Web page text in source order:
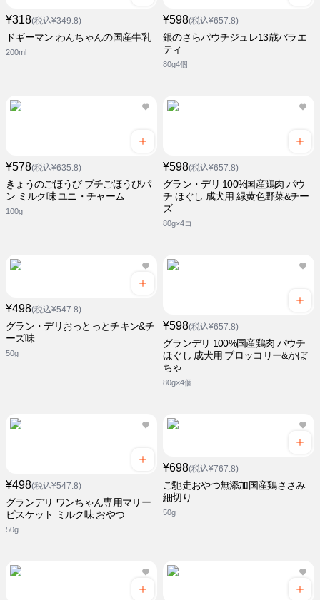
¥318(税込¥349.8)
ドギーマン わんちゃんの国産牛乳
200ml
¥598(税込¥657.8)
銀のさらパウチジュレ13歳バラエ
ティ
80g4個
¥578(税込¥635.8)
きょうのごほうび プチごほうびパ
ン ミルク味 ユニ・チャーム
100g
¥598(税込¥657.8)
グラン・デリ 100%国産鶏肉 パウ
チ ほぐし 成犬用 緑黄色野菜&チー
ズ
80g×4コ
¥498(税込¥547.8)
グラン・デリおっとっとチキン&チ
ーズ味
50g
¥598(税込¥657.8)
グランデリ 100%国産鶏肉 パウチ
ほぐし 成犬用 ブロッコリー&かぼ
ちゃ
80g×4個
¥498(税込¥547.8)
グランデリ ワンちゃん専用マリー
ビスケット ミルク味 おやつ
50g
¥698(税込¥767.8)
ご馳走おやつ無添加国産鶏ささみ
細切り
50g